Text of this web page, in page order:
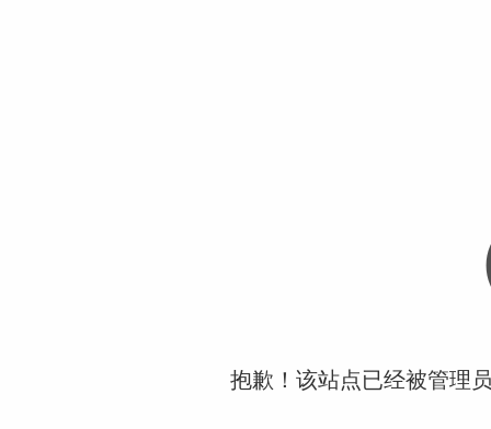
抱歉！该站点已经被管理